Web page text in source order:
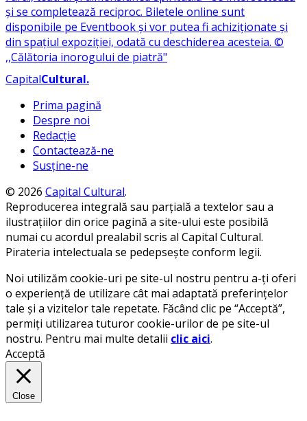
CapitalCultural.
Prima pagină
Despre noi
Redacție
Contactează-ne
Susține-ne
© 2026 Capital Cultural.
Reproducerea integrală sau parțială a textelor sau a
ilustrațiilor din orice pagină a site-ului este posibilă
numai cu acordul prealabil scris al Capital Cultural.
Pirateria intelectuala se pedepsește conform legii.
Noi utilizăm cookie-uri pe site-ul nostru pentru a-ți oferi
o experiență de utilizare cât mai adaptată preferințelor
tale și a vizitelor tale repetate. Făcând clic pe “Acceptă”,
permiți utilizarea tuturor cookie-urilor de pe site-ul
nostru. Pentru mai multe detalii clic aici.
Acceptă
Close